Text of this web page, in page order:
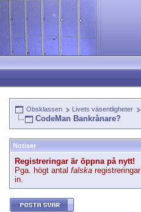
Obsklassen Livets väsentligheter
CodeMan Bankrånare?
Notiser
Registreringar är öppna på nytt!
Pga. högt antal falska
in.